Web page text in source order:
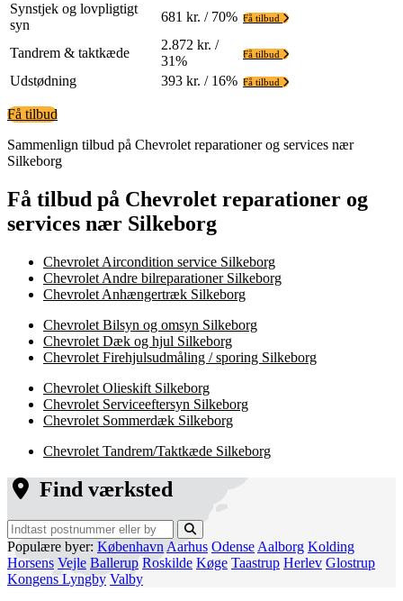
Synstjek og lovpligtigt
syn
681 kr. / 70% Få tilbud
Tandrem & taktkæde
2.872 kr. /
31%
Få tilbud
Udstødning 393 kr. / 16% Få tilbud
Få tilbud
Sammenlign tilbud på Chevrolet reparationer og services nær
Silkeborg
Få tilbud på Chevrolet reparationer og
services nær Silkeborg
Chevrolet Aircondition service Silkeborg
Chevrolet Andre bilreparationer Silkeborg
Chevrolet Anhængertræk Silkeborg
Chevrolet Bilsyn og omsyn Silkeborg
Chevrolet Dæk og hjul Silkeborg
Chevrolet Firehjulsudmåling / sporing Silkeborg
Chevrolet Olieskift Silkeborg
Chevrolet Serviceeftersyn Silkeborg
Chevrolet Sommerdæk Silkeborg
Chevrolet Tandrem/Taktkæde Silkeborg
Find værksted
Populære byer: København Aarhus Odense Aalborg Kolding
Horsens Vejle Ballerup Roskilde Køge Taastrup Herlev Glostrup
Kongens Lyngby Valby